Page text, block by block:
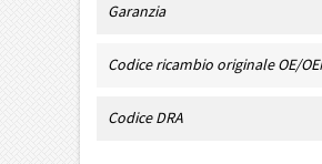
Garanzia
Codice ricambio originale OE/
Codice DRA